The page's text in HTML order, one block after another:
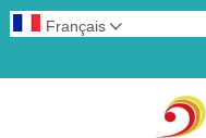
Français 